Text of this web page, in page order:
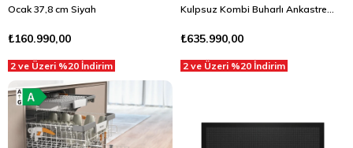
Ocak 37,8 cm Siyah
₺160.990,00
2 ve Üzeri %20 İndirim
Kulpsuz Kombi Buharlı Ankastre
₺635.990,00
2 ve Üzeri %20 İndirim